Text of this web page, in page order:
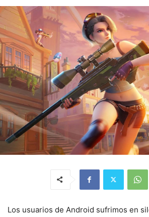
Los usuarios de Android sufrimos en